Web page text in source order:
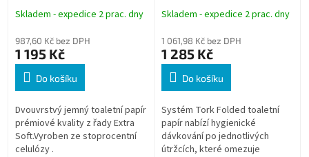
toaletní papír 2vrstvý bílý,
7560 ks, T3
Skladem - expedice 2 prac. dny
987,60 Kč bez DPH
1 195 Kč
Do košíku
Dvouvrstvý jemný toaletní papír
prémiové kvality z řady Extra
Soft.Vyroben ze stoprocentní
celulózy .
papír 2vrstvý bílý, 7560 ks,
Skladem - expedice 2 prac. dny
1 061,98 Kč bez DPH
1 285 Kč
Do košíku
Systém Tork Folded toaletní
papír nabízí hygienické
dávkování po jednotlivých
útržcích, které omezuje